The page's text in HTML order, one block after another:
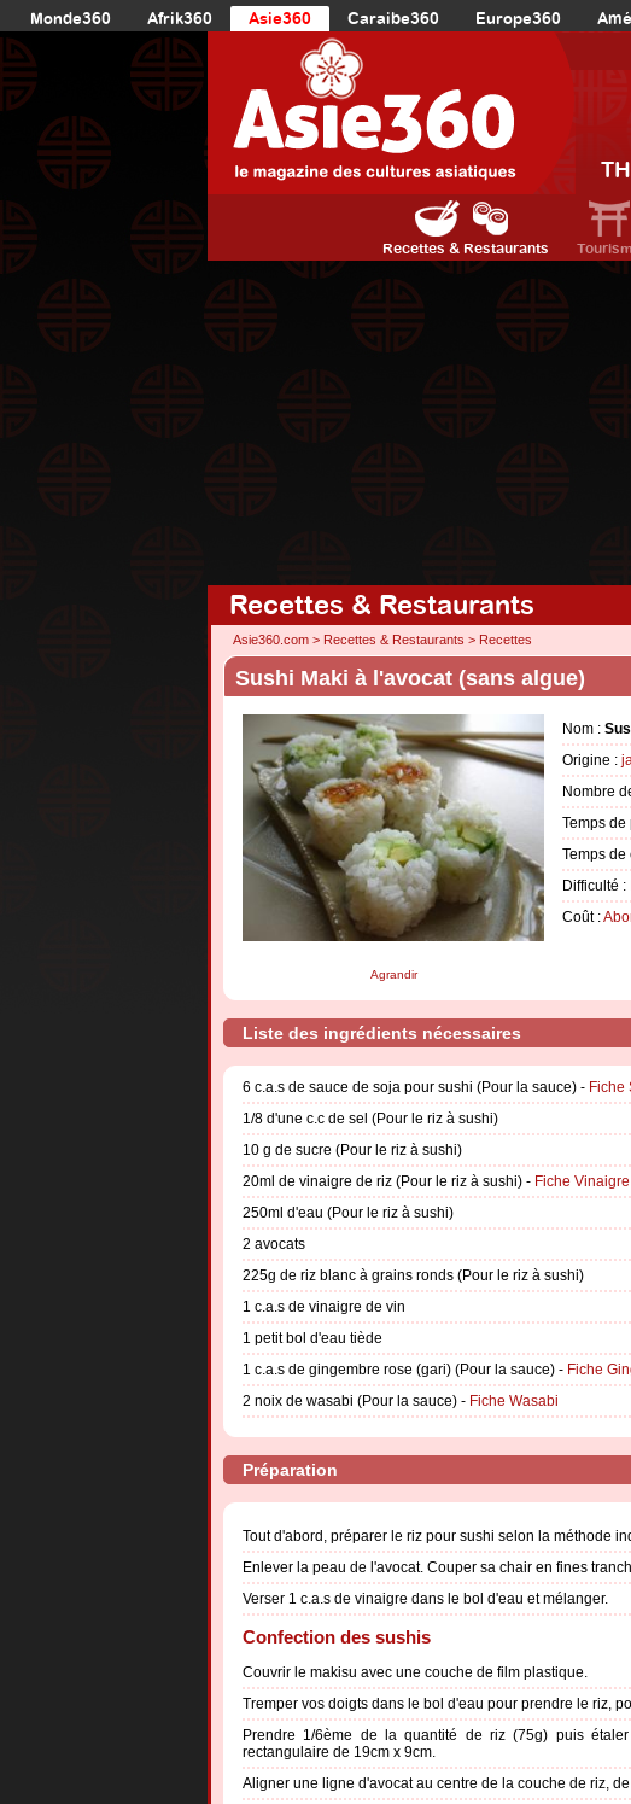
Monde360 Afrik360 Asie360 Caraibe360 Europe360
Recettes & Restaurants
Recettes & Restaurants
Asie360.com > Recettes & Restaurants > Recettes
Sushi Maki à l'avocat (sans algue)
Agrandir
Nom :
Origine :
Nombre
Temps de
Temps de
Difficulté :
Coût :
Liste des ingrédients nécessaires
6 c.a.s de sauce de soja pour sushi (Pour la sauce) - Fiche
1/8 d'une c.c de sel (Pour le riz à sushi)
10 g de sucre (Pour le riz à sushi)
20ml de vinaigre de riz (Pour le riz à sushi) - Fiche
250ml d'eau (Pour le riz à sushi)
2 avocats
225g de riz blanc à grains ronds (Pour le riz à sushi)
1 c.a.s de vinaigre de vin
1 petit bol d'eau tiède
1 c.a.s de gingembre rose (gari) (Pour la sauce) - Fiche
2 noix de wasabi (Pour la sauce) - Fiche Wasabi
Préparation
Tout d'abord, préparer le riz pour sushi selon la méthode
Enlever la peau de l'avocat. Couper sa chair en fines
Verser 1 c.a.s de vinaigre dans le bol d'eau et mélanger.
Confection des sushis
Couvrir le makisu avec une couche de film plastique.
Tremper vos doigts dans le bol d'eau pour prendre le riz,
Prendre 1/6ème de la quantité de riz (75g) puis
rectangulaire de 19cm x 9cm.
Aligner une ligne d'avocat au centre de la couche de riz,